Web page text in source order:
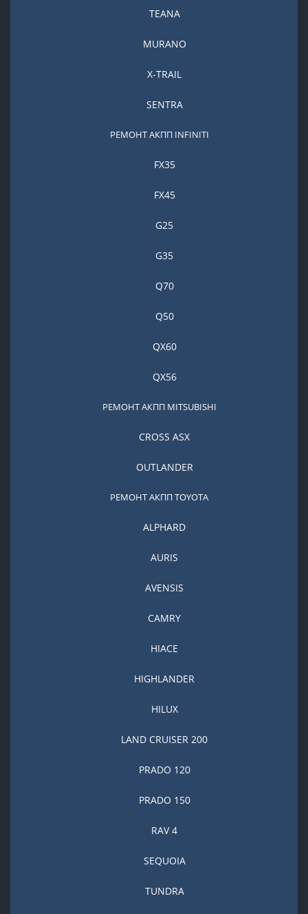
TEANA
MURANO
X-TRAIL
SENTRA
РЕМОНТ АКПП INFINITI
FX35
FX45
G25
G35
Q70
Q50
QX60
QX56
РЕМОНТ АКПП MITSUBISHI
CROSS ASX
OUTLANDER
РЕМОНТ АКПП TOYOTA
ALPHARD
AURIS
AVENSIS
CAMRY
HIACE
HIGHLANDER
HILUX
LAND CRUISER 200
PRADO 120
PRADO 150
RAV 4
SEQUOIA
TUNDRA